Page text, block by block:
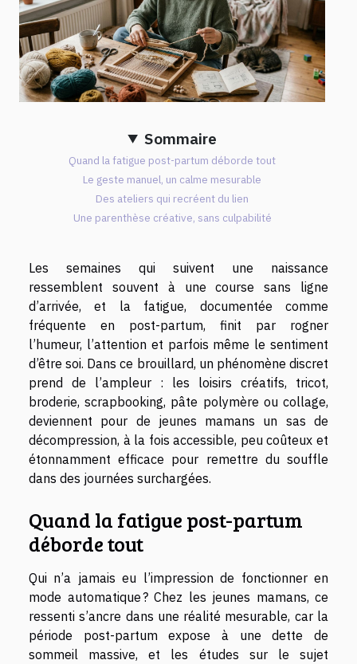
Sommaire
Quand la fatigue post-partum déborde tout
Le geste manuel, un calme mesurable
Des ateliers qui recréent du lien
Une parenthèse créative, sans culpabilité
Les semaines qui suivent une naissance
ressemblent souvent à une course sans ligne
d’arrivée, et la fatigue, documentée comme
fréquente en post-partum, finit par rogner
l’humeur, l’attention et parfois même le sentiment
d’être soi. Dans ce brouillard, un phénomène discret
prend de l’ampleur : les loisirs créatifs, tricot,
broderie, scrapbooking, pâte polymère ou collage,
deviennent pour de jeunes mamans un sas de
décompression, à la fois accessible, peu coûteux et
étonnamment efficace pour remettre du souffle
dans des journées surchargées.
Quand la fatigue post-partum
déborde tout
Qui n’a jamais eu l’impression de fonctionner en
mode automatique ? Chez les jeunes mamans, ce
ressenti s’ancre dans une réalité mesurable, car la
période post-partum expose à une dette de
sommeil massive, et les études sur le sujet